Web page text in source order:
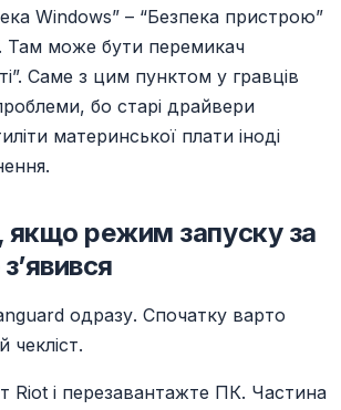
Windows” – “Безпека пристрою”
Там може бути перемикач
Саме з цим пунктом у гравців
бо старі драйвери
материнської плати іноді
режим запуску за
одразу. Спочатку варто
чекліст.
Riot і перезавантажте ПК. Частина